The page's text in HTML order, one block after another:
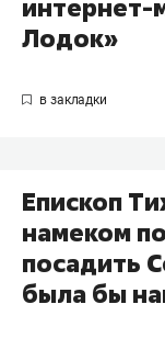
интернет-
Лодок»
Епископ
намеком
посадить
была бы